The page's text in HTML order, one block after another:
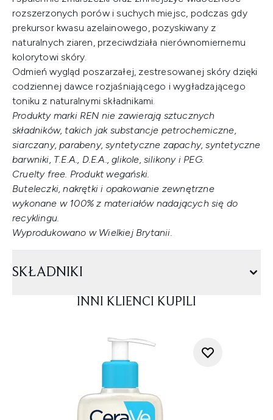
rozszerzonych porów i suchych miejsc, podczas gdy
prekursor kwasu azelainowego, pozyskiwany z
naturalnych ziaren, przeciwdziała nierównomiernemu
kolorytowi skóry.
Odmień wygląd poszarzałej, zestresowanej skóry dzięki
codziennej dawce rozjaśniającego i wygładzającego
toniku z naturalnymi składnikami.
Produkty marki REN nie zawierają sztucznych
składników, takich jak substancje petrochemiczne,
siarczany, parabeny, syntetyczne zapachy, syntetyczne
barwniki, T.E.A., D.E.A., glikole, silikony i PEG.
Cruelty free. Produkt wegański.
Buteleczki, nakrętki i opakowanie zewnętrzne
wykonane w 100% z materiałów nadających się do
recyklingu.
Wyprodukowano w Wielkiej Brytanii.
SKŁADNIKI
INNI KLIENCI KUPILI